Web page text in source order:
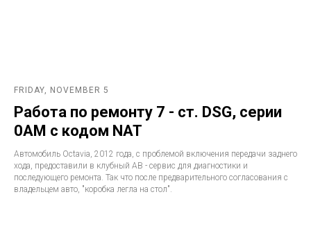
FRIDAY, NOVEMBER 5
Работа по ремонту 7 - ст. DSG, серии
0AM с кодом NAT
Автомобиль Octavia, 2012 года, с проблемой включения передачи заднего
хода, предоставили в клубный АВ - сервис для диагностики и
последующего ремонта. Так что после предварительного согласования с
владельцем авто, "коробка легла на стол".